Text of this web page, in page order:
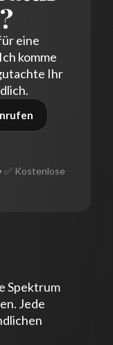
eine
komme
Ihr
✅ Kostenlose
Spektrum
Jede